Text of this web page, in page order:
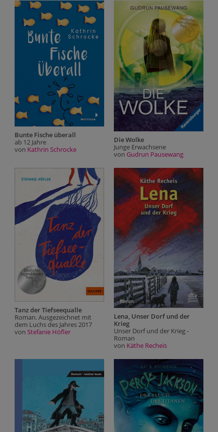
Bunte Fische überall
ab 12 Jahre
von Kathrin Schrocke
Die Wolke
Junge Erwachsene
von Gudrun Pausewang
Tanz der Tiefseequalle
Roman. Ausgezeichnet mit
dem Luchs des Jahres 2017
von Stefanie Höfler
Lena, Unser Dorf und der
Krieg
Unser Dorf und der Krieg -
Roman
von Käthe Recheis